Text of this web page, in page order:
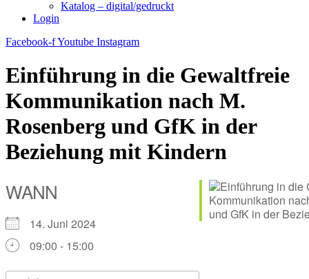
Katalog – digital/gedruckt
Login
Facebook-fYoutube Instagram
Einführung in die Gewaltfreie
Kommunikation nach M.
Rosenberg und GfK in der
Beziehung mit Kindern
WANN
14. Juni 2024
09:00 - 15:00